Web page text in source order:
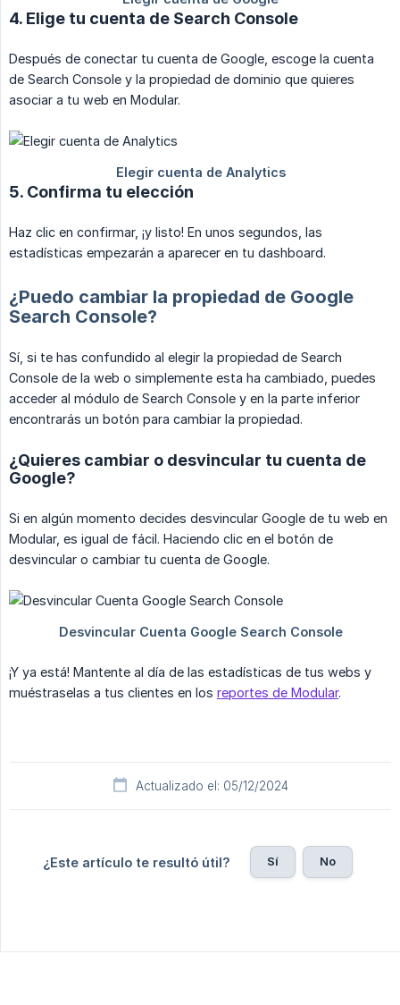
4. Elige tu cuenta de Search Console
Después de conectar tu cuenta de Google, escoge la cuenta
de Search Console y la propiedad de dominio que quieres
asociar a tu web en Modular.
5. Confirma tu elección
Haz clic en confirmar, ¡y listo! En unos segundos, las
estadísticas empezarán a aparecer en tu dashboard.
¿Puedo cambiar la propiedad de Google
Search Console?
Sí, si te has confundido al elegir la propiedad de Search
Console de la web o simplemente esta ha cambiado, puedes
acceder al módulo de Search Console y en la parte inferior
encontrarás un botón para cambiar la propiedad.
¿Quieres cambiar o desvincular tu cuenta de
Google?
Si en algún momento decides desvincular Google de tu web en
Modular, es igual de fácil. Haciendo clic en el botón de
desvincular o cambiar tu cuenta de Google.
¡Y ya está! Mantente al día de las estadísticas de tus webs y
muéstraselas a tus clientes en los reportes de Modular.
Actualizado el: 05/12/2024
¿Este artículo te resultó útil? Sí No